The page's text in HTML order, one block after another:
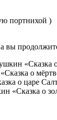
портнихой )
вы
«Сказка
о
о царе
«Сказка о